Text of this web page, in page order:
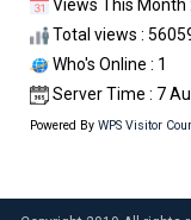
Views This Month
Total views :
Who's Online : 1
Server Time : 7
Powered By WPS Visitor